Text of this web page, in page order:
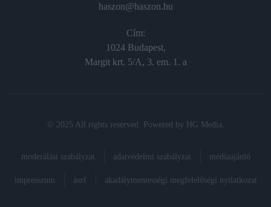
haszon@haszon.hu
Cím:
1024 Budapest,
Margit krt. 5/A, 3. em. 1. a
© 2025 All rights reserved. Powered by HG Media
moderálási szabályzat adatvédelmi szabályzat médiaajánló
impresszum ászf akadálymentességi megfelelőségi nyilatkozat